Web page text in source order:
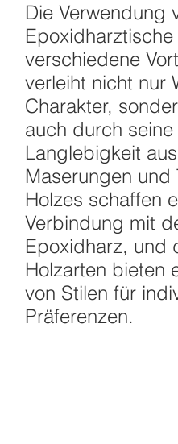
Die Verwendung
verschiedene
verleiht nicht nur
Charakter,
auch durch
Langlebigkeit
Maserungen und
Holzes schaffen
Verbindung mit
Epoxidharz, und
Holzarten bieten
von Stilen für
Präferenzen.